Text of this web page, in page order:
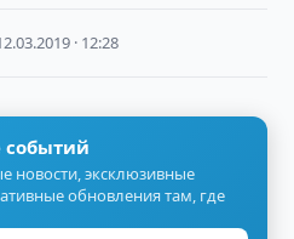
· 12:28
событий
новости, эксклюзивные
обновления там, где